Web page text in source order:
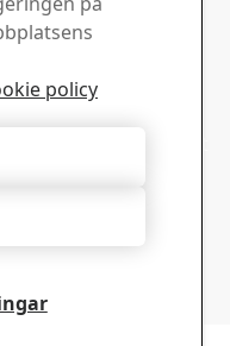
policy